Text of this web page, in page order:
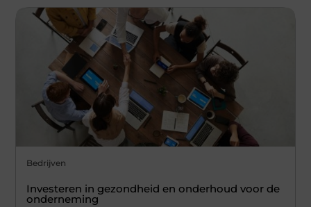
Bedrijven
Investeren in gezondheid en onderhoud voor de
onderneming